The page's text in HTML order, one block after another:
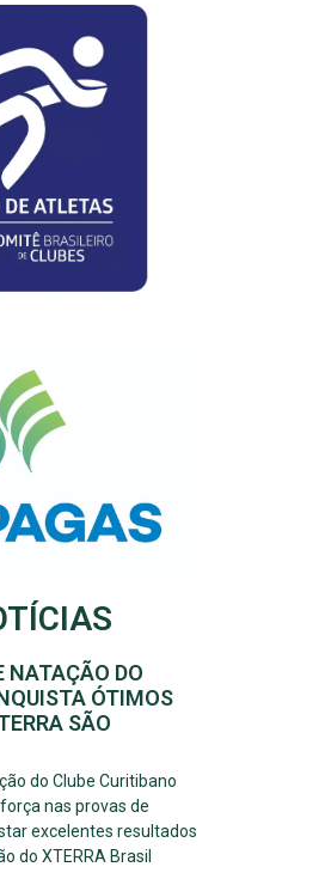
NATAÇÃO DO
ÓTIMOS
SÃO
do Clube Curitibano
nas provas de
excelentes resultados
do XTERRA Brasil